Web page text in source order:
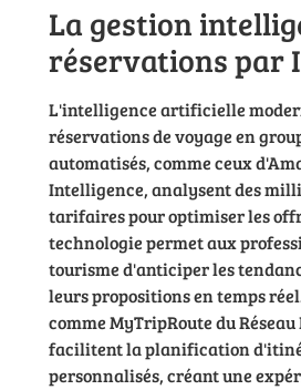
La gestion
réservations par
L'intelligence artificielle
réservations de voyage en
automatisés, comme ceux
Intelligence, analysent des
tarifaires pour optimiser les
technologie permet aux
tourisme d'anticiper les
leurs propositions en temps
comme MyTripRoute du Réseau
facilitent la planification
personnalisés, créant une